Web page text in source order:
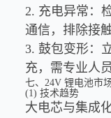
2. 充电异常：
通信，排除接
3. 鼓包变形：
充，需专业人
七、24V 锂电池市
(1) 技术趋势
大电芯与集成